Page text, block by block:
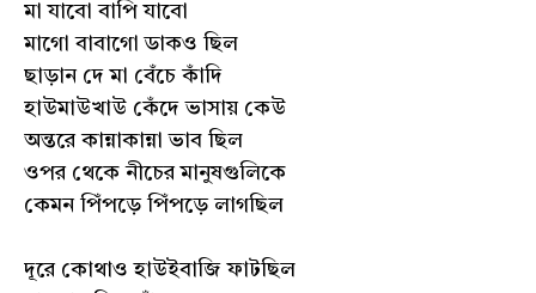
মা যাবো বাপি যাবো
মাগো বাবাগো ডাকও ছিল
ছাড়ান দে মা বেঁচে কাঁদি
হাউমাউখাউ কেঁদে ভাসায় কেউ
অন্তরে কান্নাকান্না ভাব ছিল
ওপর থেকে নীচের মানুষগুলিকে
কেমন পিঁপড়ে পিঁপড়ে লাগছিল
দূরে কোথাও হাউইবাজি ফাটছিল